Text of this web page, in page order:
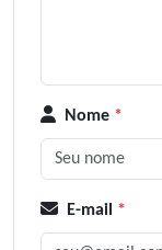
Nome *
E-mail *